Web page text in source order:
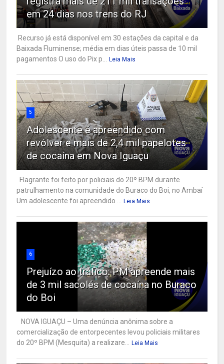
em 24 dias nos trens do RJ
Recurso já está disponível em 30 estações da capital e da
Baixada Fluminense; média em dias úteis passa de 10 mil
pagamentos O uso do Pix p... Leia Mais
5
Adolescente é apreendido com
revólver e mais de 2,4 mil papelotes
de cocaína em Nova Iguaçu
Flagrante foi feito por policiais do 20º BPM durante
patrulhamento na comunidade do Buraco do Boi, no Ambaí
Um adolescente foi apreendido ... Leia Mais
6
Prejuízo ao tráfico: PM apreende mais
de 3 mil sacolés de cocaína no Buraco
do Boi
NOVA IGUAÇU – Uma denúncia anônima sobre a
comercialização de entorpecentes levou policiais militares
do 20º BPM (Mesquita) a realizare... Leia Mais